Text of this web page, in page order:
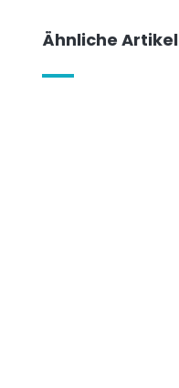
Ähnliche Artikel